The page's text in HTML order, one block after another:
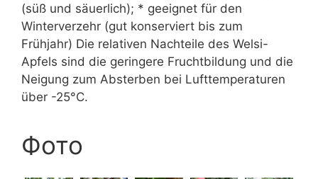
(süß und säuerlich); * geeignet für den
Winterverzehr (gut konserviert bis zum
Frühjahr) Die relativen Nachteile des Welsi-
Apfels sind die geringere Fruchtbildung und die
Neigung zum Absterben bei Lufttemperaturen
über -25°C.
Фото